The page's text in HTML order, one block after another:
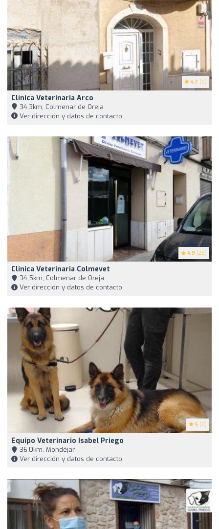
4.7 (9)
Clínica Veterinaria Arco
34,3km, Colmenar de Oreja
Ver dirección y datos de contacto
4.9 (25)
Clinica Veterinaria Colmevet
34,5km, Colmenar de Oreja
Ver dirección y datos de contacto
5 (8)
Equipo Veterinario Isabel Priego
36,0km, Mondéjar
Ver dirección y datos de contacto